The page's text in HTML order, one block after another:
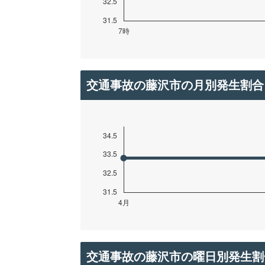
交通事故の藤沢市の月別発生割合
交通事故の藤沢市の曜日別発生